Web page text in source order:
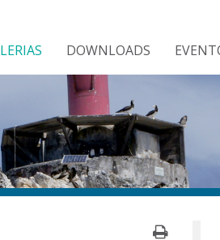
DOWNLOADS